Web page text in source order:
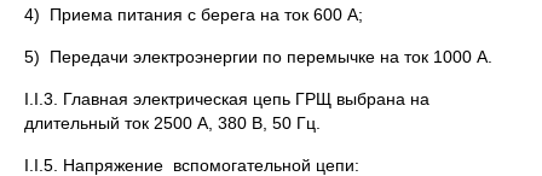
4) Приема питания с берега на ток 600 А;
5) Передачи электроэнергии по перемычке на ток 1000 А.
I.I.3. Главная электрическая цепь ГРЩ выбрана на
длительный ток 2500 А, 380 В, 50 Гц.
I.I.5. Напряжение вспомогательной цепи: